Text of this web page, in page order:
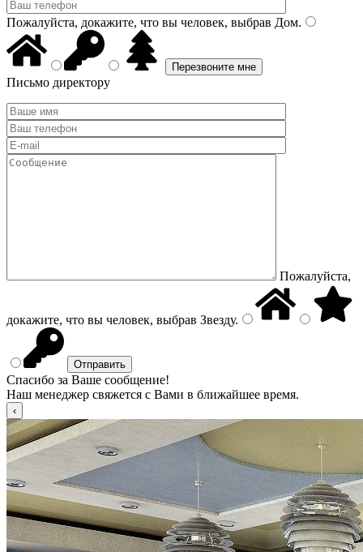
Пожалуйста, докажите, что вы человек, выбрав Дом.
Письмо директору
Пожалуйста,
докажите, что вы человек, выбрав Звезду.
Спасибо за Ваше сообщение!
Наш менеджер свяжется с Вами в ближайшее время.